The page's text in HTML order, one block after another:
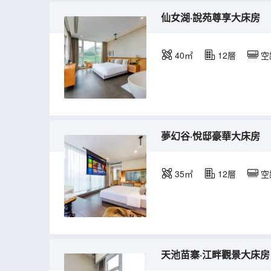
仙女湖·說苑尊享大床房
40㎡ 12層
夢幻谷·悅邸豪華大床房
35㎡ 12層
天池苗寨·江畔觀景大床房